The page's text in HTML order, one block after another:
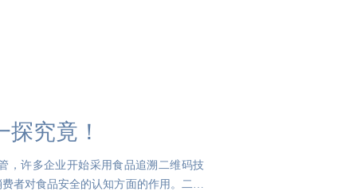
究竟！
，许多企业开始采用食品追溯二维码技
者对食品安全的认知方面的作用。二维